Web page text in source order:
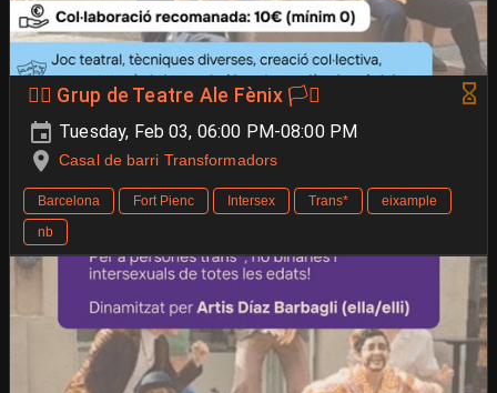
🐦‍🔥 Grup de Teatre Ale Fènix 🏳️‍⚧️
Tuesday, Feb 03, 06:00 PM-08:00 PM
Casal de barri Transformadors
Barcelona Fort Pienc Intersex Trans*
eixample
nb